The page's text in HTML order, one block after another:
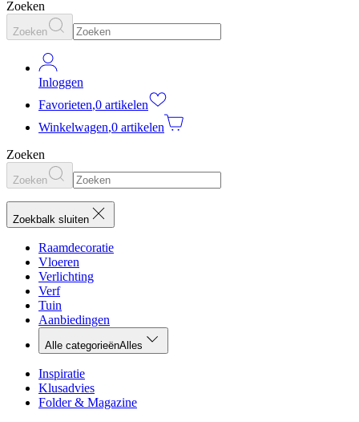
Zoeken
Zoeken
Inloggen
Favorieten,0 artikelen
Winkelwagen,0 artikelen
Zoeken
Zoeken
Zoekbalk sluiten
Raamdecoratie
Vloeren
Verlichting
Verf
Tuin
Aanbiedingen
Alle categorieënAlles
Inspiratie
Klusadvies
Folder & Magazine